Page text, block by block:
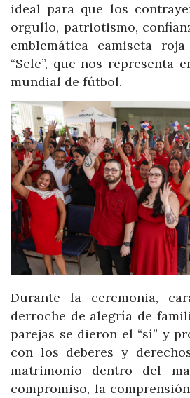
ideal para que los
orgullo, patriotismo,
emblemática camiseta
“Sele”, que nos representa
mundial de fútbol.
Durante la ceremonia,
derroche de alegría de
parejas se dieron el “sí” y
con los deberes y
matrimonio dentro del
compromiso, la